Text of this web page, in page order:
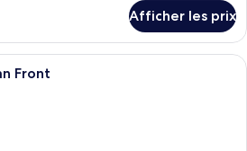
Afficher les prix
Une chambre d’hôtel moderne avec
Front